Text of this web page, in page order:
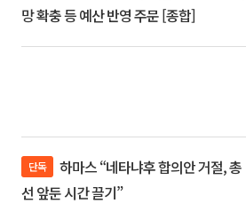
망 확충 등 예산 반영 주문 [종합]
단독
선 앞둔 시간 끌기”